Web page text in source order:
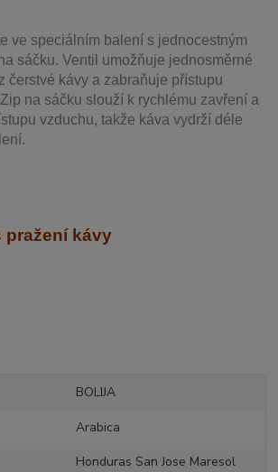
ve speciálním balení s jednocestným
sáčku. Ventil umožňuje jednosměrné
čerstvé kávy a zabraňuje přístupu
na sáčku slouží k rychlému zavření a
vzduchu, takže káva vydrží déle
pražení kávy
BOLIJA
Arabica
Honduras San Jose Maresol